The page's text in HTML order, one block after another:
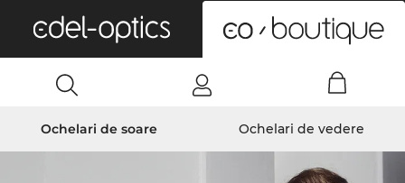
Ochelari de soare Ochelari de vedere